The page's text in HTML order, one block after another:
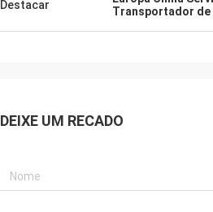
Destacar
Transportador de
DEIXE UM RECADO